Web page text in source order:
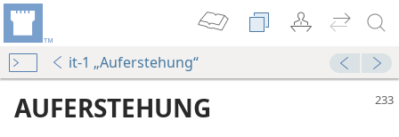
it-1 „Auferstehung“
AUFERSTEHUNG